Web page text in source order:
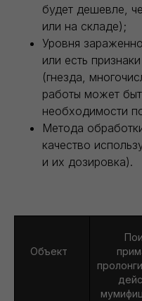
будет дешевле,
или на складе);
Уровня
или есть
(гнезда,
работы может
необходимости
Метода
качество
и их дозировка).
Объект
Дарим скидку 10% при заказе